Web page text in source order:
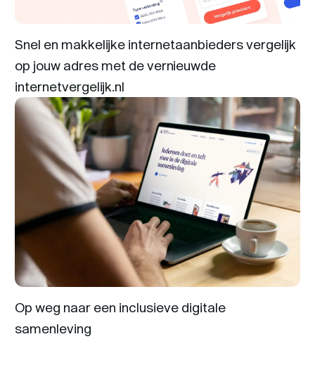
Snel en makkelijke internetaanbieders vergelijk
op jouw adres met de vernieuwde
internetvergelijk.nl
Op weg naar een inclusieve digitale
samenleving